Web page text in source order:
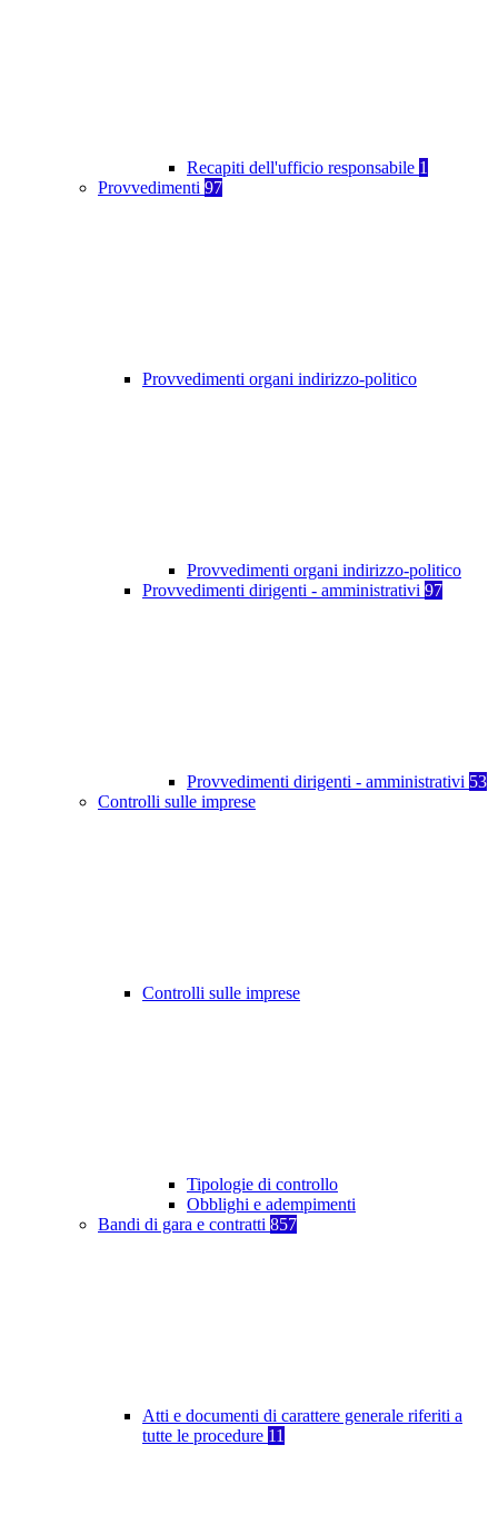
Recapiti dell'ufficio responsabile 1
Provvedimenti 97
Provvedimenti organi indirizzo-politico
Provvedimenti organi indirizzo-politico
Provvedimenti dirigenti - amministrativi 97
Provvedimenti dirigenti - amministrativi 53
Controlli sulle imprese
Controlli sulle imprese
Tipologie di controllo
Obblighi e adempimenti
Bandi di gara e contratti 857
Atti e documenti di carattere generale riferiti a
tutte le procedure 11